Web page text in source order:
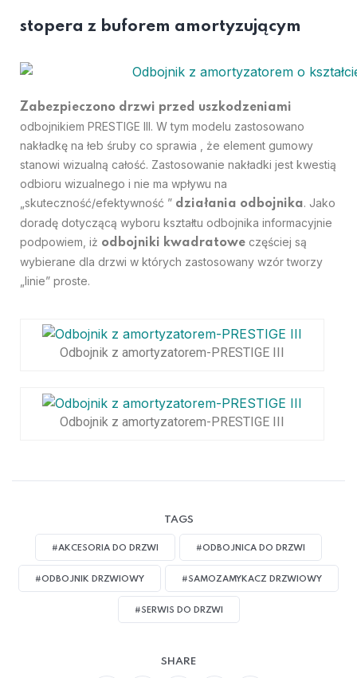
stopera z buforem amortyzującym
Zabezpieczono drzwi przed uszkodzeniami
odbojnikiem PRESTIGE III. W tym modelu zastosowano
nakładkę na łeb śruby co sprawia , że element gumowy
stanowi wizualną całość. Zastosowanie nakładki jest kwestią
odbioru wizualnego i nie ma wpływu na
„skuteczność/efektywność ” działania odbojnika. Jako
doradę dotyczącą wyboru kształtu odbojnika informacyjnie
podpowiem, iż odbojniki kwadratowe częściej są
wybierane dla drzwi w których zastosowany wzór tworzy
„linie” proste.
Odbojnik z amortyzatorem-PRESTIGE III
Odbojnik z amortyzatorem-PRESTIGE III
TAGS
#AKCESORIA DO DRZWI #ODBOJNICA DO DRZWI
#ODBOJNIK DRZWIOWY #SAMOZAMYKACZ DRZWIOWY
#SERWIS DO DRZWI
SHARE